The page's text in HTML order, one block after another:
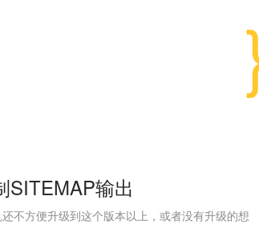
SITEMAP输出
不方便升级到这个版本以上，或者没有升级的想